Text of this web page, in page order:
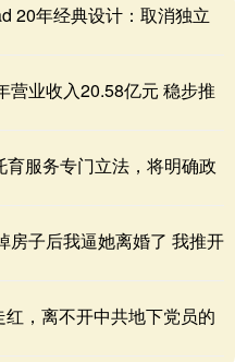
20年经典设计：取消独立
营业收入20.58亿元 稳步推
服务专门立法，将明确政
房子后我逼她离婚了 我推开
，离不开中共地下党员的